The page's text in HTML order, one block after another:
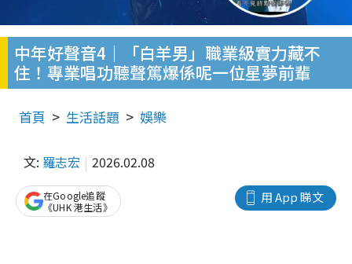
中年好聲音4｜「白羊男」職業級實力藏不
住！專業唱功聽聲篤爆係呢一位星夢前輩
首頁 生活話題 娛樂
文: 羅志宏 2026.02.08
用 App 睇文
在Google追蹤
《UHK 港生活》